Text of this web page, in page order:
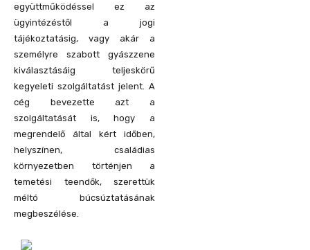
együttműködéssel ez az
ügyintézéstől a jogi
tájékoztatásig, vagy akár a
személyre szabott gyászzene
kiválasztásáig teljeskörű
kegyeleti szolgáltatást jelent. A
cég bevezette azt a
szolgáltatását is, hogy a
megrendelő által kért időben,
helyszínen, családias
környezetben történjen a
temetési teendők, szerettük
méltó búcsúztatásának
megbeszélése.